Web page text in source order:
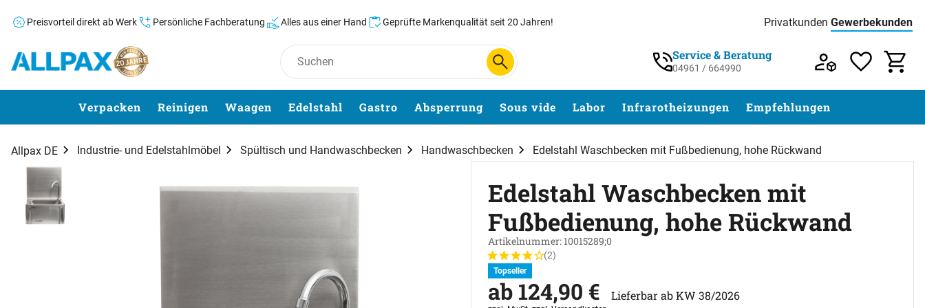
Preisvorteil direkt ab Werk Persönliche Fachberatung Alles aus einer Hand Geprüfte Markenqualität seit 20 Jahren! Privatkunden Preisliste:
Gewerbekunden
Zum Hauptinhalt springen
Service & Beratung unter 04961 / 77
Service & Beratung
04961 / 664990
Verpacken Reinigen Waagen Edelstahl Gastro Absperrung Sous vide Labor Infrarotheizungen Empfehlungen
Allpax DE Industrie- und Edelstahlmöbel Spültisch und Handwaschbecken Handwaschbecken Edelstahl Waschbecken mit Fußbedienung, hohe Rückwand
Produktgalerie
Zur Kaufbox springen
Edelstahl Waschbecken mit
Fußbedienung, hohe Rückwand
Artikelnummer: 10015289;0
Bewertung: 4 von 5 (2 Bewertungen)
2 Bewertungen
(2)
Topseller
ab:
ab 124,90 € Lieferbar ab KW 38/2026